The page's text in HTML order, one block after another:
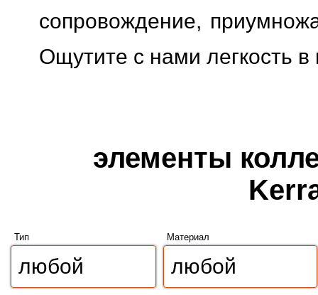
сопровождение,
Ощутите с нами легкость
элементы
Тип Материал